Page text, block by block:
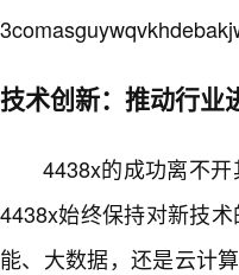
技术创新：推动行业
4438x的成功离不
4438x始终保持对新技
能、大数据，还是云计